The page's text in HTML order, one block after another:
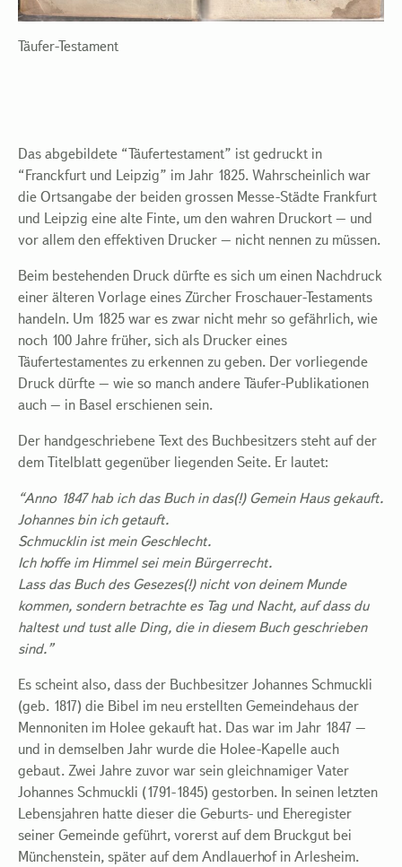
Täufer-Testament
Das abgebildete “Täufertestament” ist gedruckt in
“Franckfurt und Leipzig” im Jahr 1825. Wahrscheinlich war
die Ortsangabe der beiden grossen Messe-Städte Frankfurt
und Leipzig eine alte Finte, um den wahren Druckort – und
vor allem den effektiven Drucker – nicht nennen zu müssen.
Beim bestehenden Druck dürfte es sich um einen Nachdruck
einer älteren Vorlage eines Zürcher Froschauer-Testaments
handeln. Um 1825 war es zwar nicht mehr so gefährlich, wie
noch 100 Jahre früher, sich als Drucker eines
Täufertestamentes zu erkennen zu geben. Der vorliegende
Druck dürfte – wie so manch andere Täufer-Publikationen
auch – in Basel erschienen sein.
Der handgeschriebene Text des Buchbesitzers steht auf der
dem Titelblatt gegenüber liegenden Seite. Er lautet:
“Anno 1847 hab ich das Buch in das(!) Gemein Haus gekauft.
Johannes bin ich getauft.
Schmucklin ist mein Geschlecht.
Ich hoffe im Himmel sei mein Bürgerrecht.
Lass das Buch des Gesezes(!) nicht von deinem Munde
kommen, sondern betrachte es Tag und Nacht, auf dass du
haltest und tust alle Ding, die in diesem Buch geschrieben
sind.”
Es scheint also, dass der Buchbesitzer Johannes Schmuckli
(geb. 1817) die Bibel im neu erstellten Gemeindehaus der
Mennoniten im Holee gekauft hat. Das war im Jahr 1847 –
und in demselben Jahr wurde die Holee-Kapelle auch
gebaut. Zwei Jahre zuvor war sein gleichnamiger Vater
Johannes Schmuckli (1791-1845) gestorben. In seinen letzten
Lebensjahren hatte dieser die Geburts- und Eheregister
seiner Gemeinde geführt, vorerst auf dem Bruckgut bei
Münchenstein, später auf dem Andlauerhof in Arlesheim.